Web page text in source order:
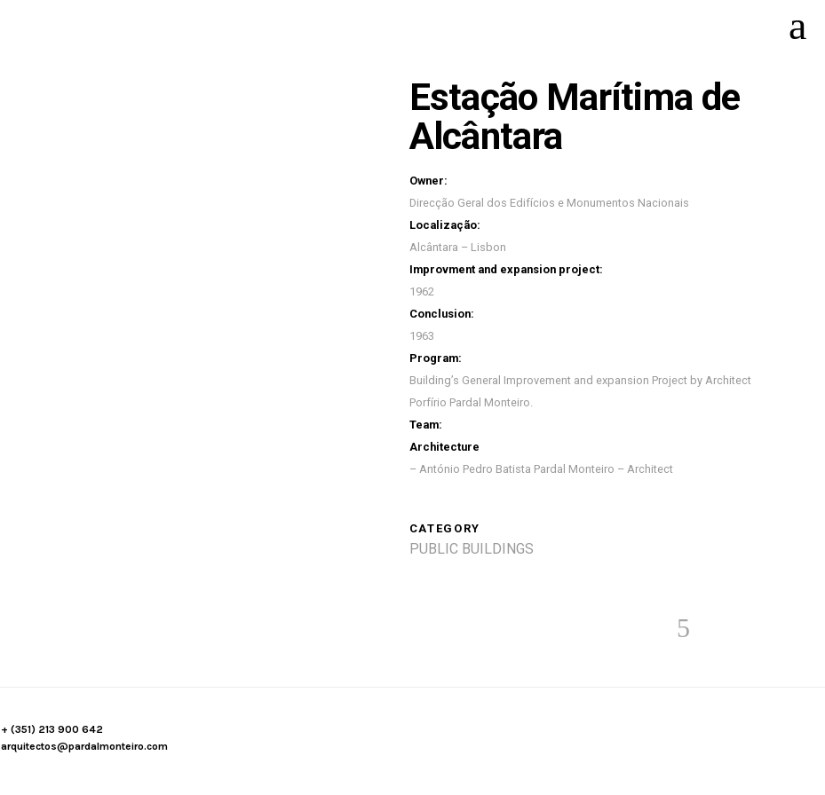
Estação Marítima de
Alcântara
Owner:
Direcção Geral dos Edifícios e Monumentos Nacionais
Localização:
Alcântara – Lisbon
Improvment and expansion project:
1962
Conclusion:
1963
Program:
Building’s General Improvement and expansion Project by Architect
Porfírio Pardal Monteiro.
Team:
Architecture
– António Pedro Batista Pardal Monteiro – Architect
CATEGORY
PUBLIC BUILDINGS
+ (351) 213 900 642
arquitectos@pardalmonteiro.com